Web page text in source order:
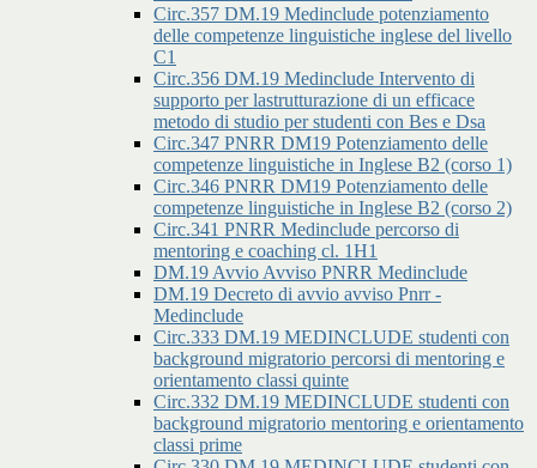
Circ.357 DM.19 Medinclude potenziamento
delle competenze linguistiche inglese del livello
C1
Circ.356 DM.19 Medinclude Intervento di
supporto per lastrutturazione di un efficace
metodo di studio per studenti con Bes e Dsa
Circ.347 PNRR DM19 Potenziamento delle
competenze linguistiche in Inglese B2 (corso 1)
Circ.346 PNRR DM19 Potenziamento delle
competenze linguistiche in Inglese B2 (corso 2)
Circ.341 PNRR Medinclude percorso di
mentoring e coaching cl. 1H1
DM.19 Avvio Avviso PNRR Medinclude
DM.19 Decreto di avvio avviso Pnrr -
Medinclude
Circ.333 DM.19 MEDINCLUDE studenti con
background migratorio percorsi di mentoring e
orientamento classi quinte
Circ.332 DM.19 MEDINCLUDE studenti con
background migratorio mentoring e orientamento
classi prime